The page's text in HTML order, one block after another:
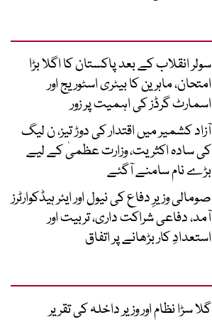
سولر انقلاب کے بعد پاکستان کا اگلا بڑا
امتحان، ماہرین کا بیٹری اسٹوریج اور
اسمارٹ گرڈز کی اہمیت پر زور
آزاد کشمیر میں اقتدار کی دوڑ تیز، ن لیگ
کی سادہ اکثریت، وزارت عظمیٰ کے لیے
بڑے نام سامنے آگئے
صومالی وزیرِ دفاع کی نیول اور ایئر ہیڈکوارٹرز
آمد، دفاعی شراکت داری، تربیت اور
استعدادِ کار بڑھانے پر اتفاق
گلا سڑا نظام اور وزیر داخلہ کی تقریر